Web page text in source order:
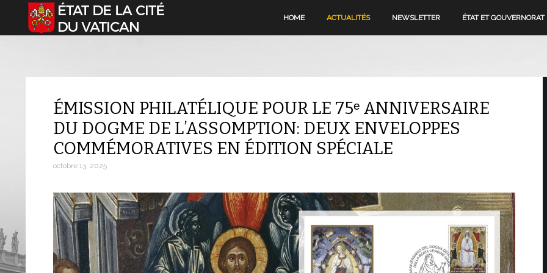
Sélectionnez votre langue HOME ACTUALITÉS NEWSLETTER ÉTAT ET GOUVERNORAT
ÉMISSION PHILATÉLIQUE POUR LE 75ᵉ ANNIVERSAIRE
DU DOGME DE L’ASSOMPTION: DEUX ENVELOPPES
COMMÉMORATIVES EN ÉDITION SPÉCIALE
octobre 13, 2025